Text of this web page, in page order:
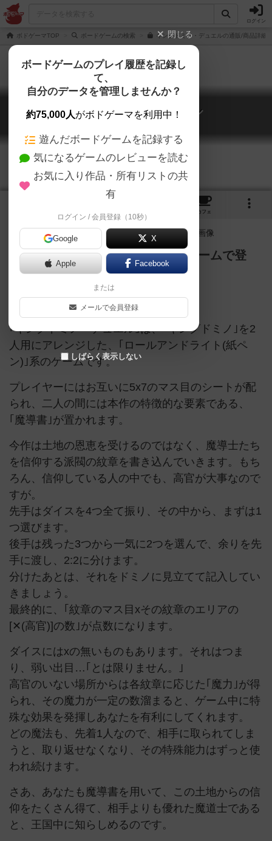
ログイン
ボドゲーマTOP ボードゲームの検索 キングドミノ・デュエルの通販/商品詳細
キングドミノ・デュエル
Kingdomino Duel
カフェ
キングドミノが、2人用の紙ペンゲームで登
場！
特殊ダイス 紙ペン
｢キングドミノ・デュエル｣は、｢キングドミノ｣を2
人用にアレンジした、｢ロールアンドライト(紙ペ
ン)｣系のゲームです。
プレイヤーにはお互いに5x7のマス目のシートが配
られ、二人の間には本作の特徴的な要素である、
｢魔導書｣が置かれます。
今作は土地の恩恵を受けるのではなく、魔導士たち
を信仰する派閥の紋章を書き込んでいきます。もち
ろん、信仰している人の中でも、高官が大事なので
すが。
先手はダイスを4つ全て振り、その中から、まずは1
つ選びます。
後手は残った3つから一気に2つを選んで、余りを先
手に渡し、2:2に分けます。
分けたあとは、それをドミノに見立てて記入してい
きましょう。
最終的に、｢紋章のマス目xその紋章のエリアの
[✕(高官)]の数｣が点数になります。
ダイスにはxの無いものもあります。それはつま
り、弱い出目…｢とは限りません。｣
高官のいない場所からは各紋章に応じた｢魔力｣が得
られ、その魔力が一定の数溜まると、ゲーム中に特
殊な効果を発揮しあなたを有利にしてくれます。
どの魔法も、先着1人なので、相手に取られてしま
うと、取り返せなくなり、その特殊能力はずっと使
われ続けます。
さあ、あなたも魔導書を用いて、この土地からの信
仰をたくさん得て、相手よりも優れた魔道士である
と、王国中に知らしめるのです。
閉じる
ボードゲームのプレイ履歴を記録し
て、
自分のデータを管理しませんか？
約75,000人がボドゲーマを利用中！
遊んだボードゲームを記録する
気になるゲームのレビューを読む
お気に入り作品・所有リストの共
有
ログイン / 会員登録（10秒）
Google X
Apple Facebook
または
メールで会員登録
しばらく表示しない